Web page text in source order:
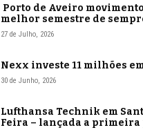
Porto de Aveiro
melhor semestre de
27 de Julho, 2026
Nexx investe 11 milhões
30 de Junho, 2026
Lufthansa Technik em
Feira – lançada a primeira